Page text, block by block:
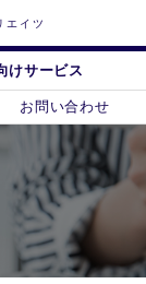
エイツ
けサービス
お問い合わせ